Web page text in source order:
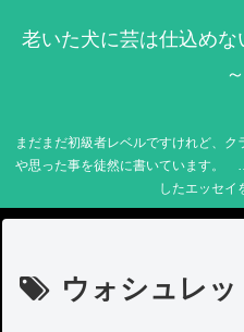
老いた犬に芸は仕込め
～
まだまだ初級者レベルですけれど、
や思った事を徒然に書いています。
したエッセイ
ウォシュレッ